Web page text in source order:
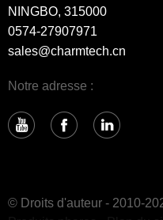
NINGBO, 315000
0574-27907971
sales@charmtech.cn
Notre adresse :
© Droits d'auteur - 2010-